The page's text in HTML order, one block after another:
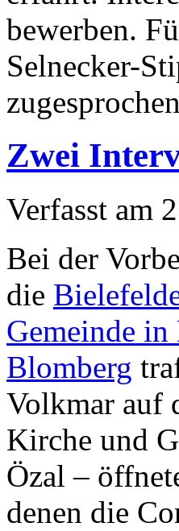
bewerben.
Selnecker-
Zwei
Verfasst am
Bei der
die
Gemeinde in
Blomberg
Volkmar auf
Kirche und
Özal –
denen die